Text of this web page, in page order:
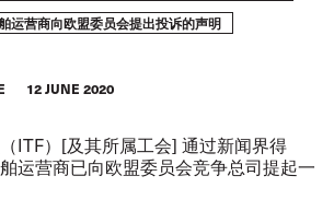
运营商向欧盟委员会提出投诉的声明
12 JUNE 2020
ITF）[及其所属工会] 通过新闻界得
运营商已向欧盟委员会竞争总司提起一